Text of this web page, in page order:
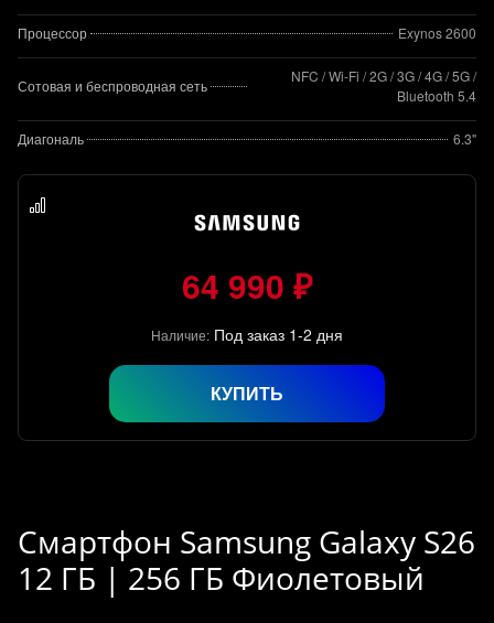
Процессор Exynos 2600
Сотовая и беспроводная сеть
NFC / Wi-Fi / 2G / 3G / 4G / 5G /
Bluetooth 5.4
Диагональ 6.3"
64 990 ₽
Наличие: Под заказ 1-2 дня
КУПИТЬ
Смартфон Samsung Galaxy S26
12 ГБ | 256 ГБ Фиолетовый